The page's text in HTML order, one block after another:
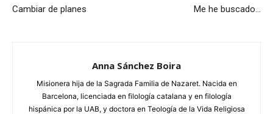
Cambiar de planes Me he buscado…
Anna Sánchez Boira
Misionera hija de la Sagrada Familia de Nazaret. Nacida en
Barcelona, licenciada en filología catalana y en filología
hispánica por la UAB, y doctora en Teología de la Vida Religiosa